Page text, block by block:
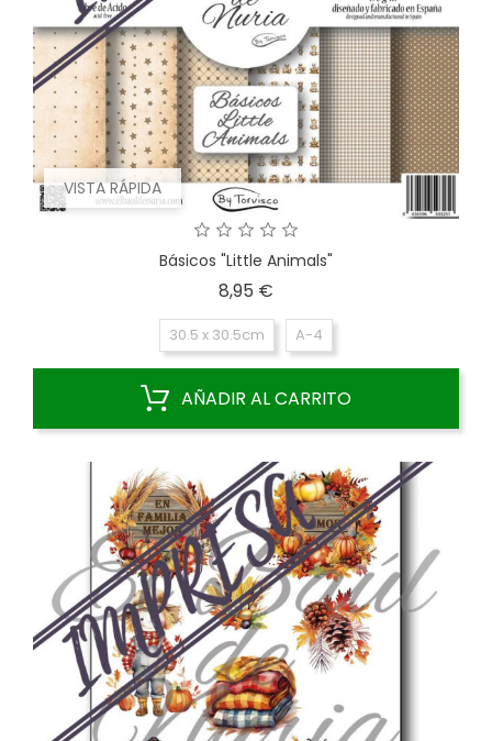
VISTA RÁPIDA
Básicos "Little Animals"
8,95 €
30.5 x 30.5cm A-4
AÑADIR AL CARRITO